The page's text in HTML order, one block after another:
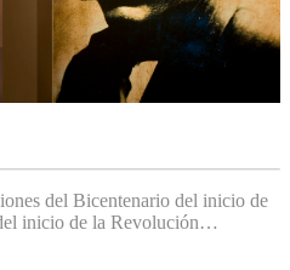
del Bicentenario del inicio de
inicio de la Revolución…